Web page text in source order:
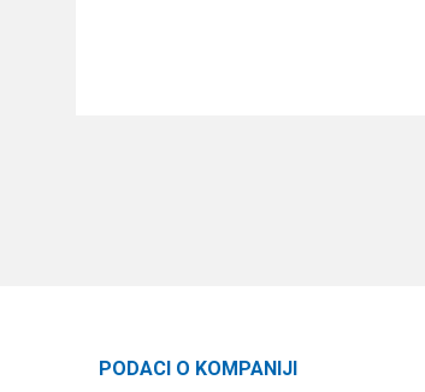
PODACI O KOMPANIJI